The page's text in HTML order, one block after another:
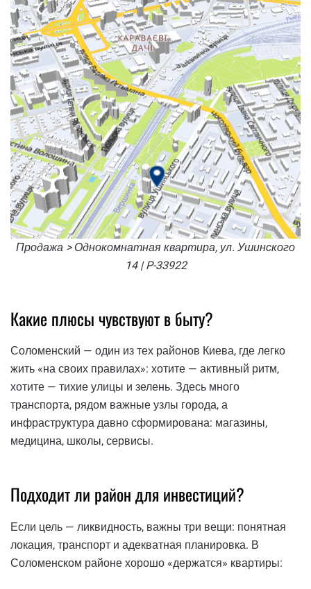
Продажа > Однокомнатная квартира, ул. Ушинского
14 | P-33922
Какие плюсы чувствуют в быту?
Соломенский — один из тех районов Киева, где легко
жить «на своих правилах»: хотите — активный ритм,
хотите — тихие улицы и зелень. Здесь много
транспорта, рядом важные узлы города, а
инфраструктура давно сформирована: магазины,
медицина, школы, сервисы.
Подходит ли район для инвестиций?
Если цель — ликвидность, важны три вещи: понятная
локация, транспорт и адекватная планировка. В
Соломенском районе хорошо «держатся» квартиры: